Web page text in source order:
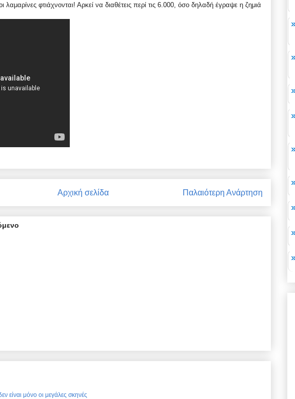
λαμαρίνες φτιάχνονται! Αρκεί να διαθέτεις περί τις 6.000, όσο δηλαδή έγραψε η ζημιά
Παλαιότερη Ανάρτηση
Αρχική σελίδα
είναι μόνο οι μεγάλες σκηνές